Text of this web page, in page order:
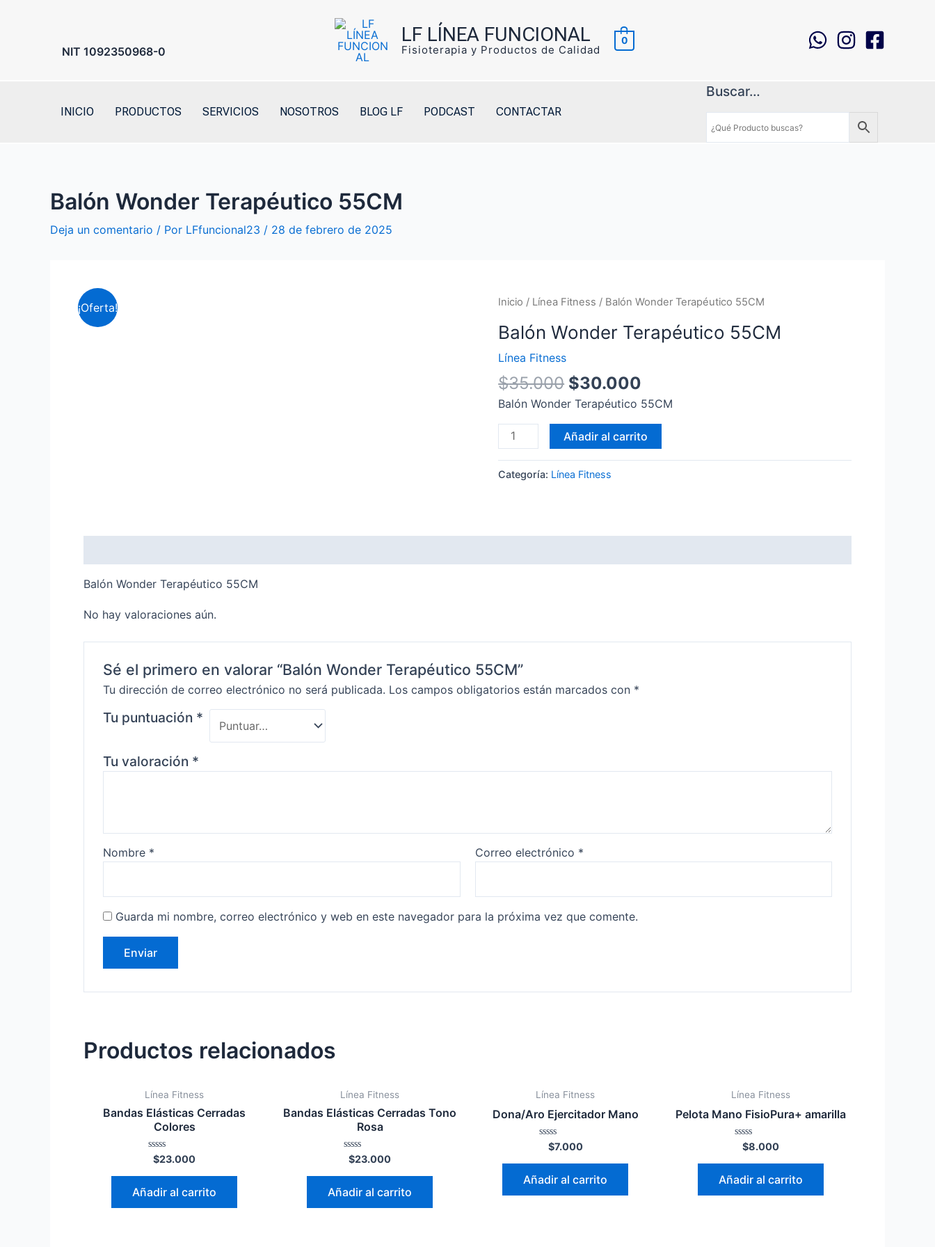
NIT 1092350968-0
LF LÍNEA FUNCIONAL
Fisioterapia y Productos de Calidad
0
INICIO PRODUCTOS SERVICIOS NOSOTROS BLOG LF PODCAST CONTACTAR
Buscar…
Balón Wonder Terapéutico 55CM
Deja un comentario / Por LFfuncional23 / 28 de febrero de 2025
¡Oferta! Inicio / Línea Fitness / Balón Wonder Terapéutico 55CM
Balón Wonder Terapéutico 55CM
Línea Fitness
$35.000 $30.000
Balón Wonder Terapéutico 55CM
Balón
Wonder
55CM
Añadir al carrito
Categoría: Línea Fitness
Balón Wonder Terapéutico 55CM
No hay valoraciones aún.
Sé el primero en valorar “Balón Wonder Terapéutico 55CM”
Tu dirección de correo electrónico no será publicada. Los campos obligatorios están marcados con *
Tu puntuación *
Tu valoración *
Nombre * Correo electrónico *
Guarda mi nombre, correo electrónico y web en este navegador para la próxima vez que comente.
Productos relacionados
Línea Fitness
Bandas Elásticas Cerradas
Colores
Valorado
en
0
5
$23.000
Añadir al carrito
Línea Fitness
Bandas Elásticas Cerradas Tono
Rosa
Valorado
en
0
5
$23.000
Añadir al carrito
Línea Fitness
Dona/Aro Ejercitador Mano
Valorado
0
5
$7.000
Añadir al carrito
Línea Fitness
Pelota Mano FisioPura+ amarilla
Valorado
0
5
$8.000
Añadir al carrito